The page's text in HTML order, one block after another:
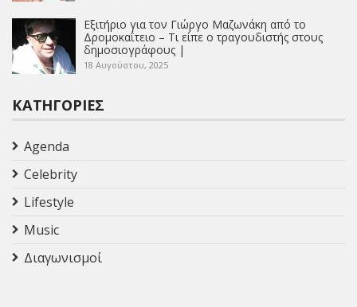
Εξιτήριο για τον Γιώργο Μαζωνάκη από το
Δρομοκαΐτειο – Τι είπε ο τραγουδιστής στους
δημοσιογράφους |
18 Αυγούστου, 2025
ΚΑΤΗΓΟΡΊΕΣ
Agenda
Celebrity
Lifestyle
Music
Διαγωνισμοί